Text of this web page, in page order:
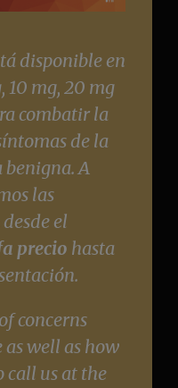
disponible en
10 mg, 20 mg
combatir la
de la
A
las
el
precio hasta
concerns
well as how
call us at the